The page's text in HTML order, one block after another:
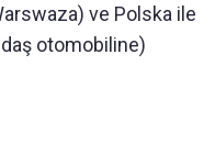
ve Polska ile
otomobiline)